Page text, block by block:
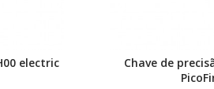
electric
Chave de